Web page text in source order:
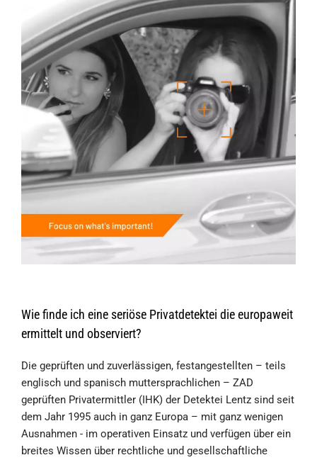
Wie finde ich eine seriöse Privatdetektei die europaweit
ermittelt und observiert?
Die geprüften und zuverlässigen, festangestellten – teils
englisch und spanisch muttersprachlichen – ZAD
geprüften Privatermittler (IHK) der Detektei Lentz sind seit
dem Jahr 1995 auch in ganz Europa – mit ganz wenigen
Ausnahmen - im operativen Einsatz und verfügen über ein
breites Wissen über rechtliche und gesellschaftliche